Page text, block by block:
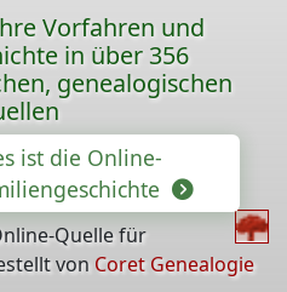
Vorfahren und
in über 356
genealogischen
ist die Online-
Quelle für
von Coret Genealogie